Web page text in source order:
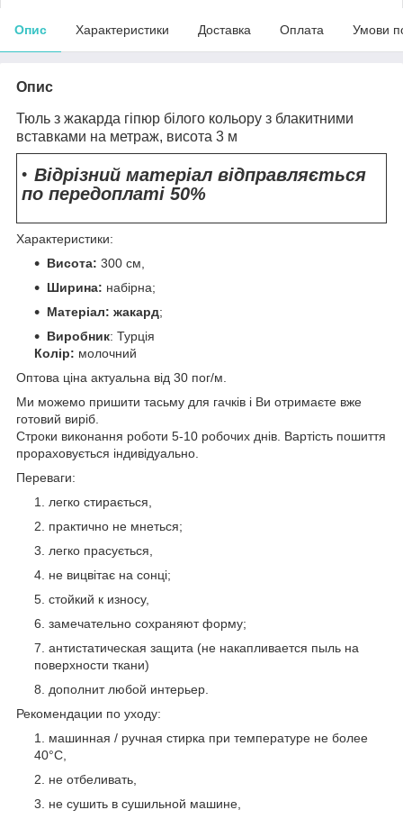
Опис Характеристики Доставка Оплата Умови
Опис
Тюль з жакарда гіпюр білого кольору з блакитними
вставками на метраж, висота 3 м
Відрізний матеріал відправляється
по передоплаті 50%
Характеристики:
Висота: 300 см,
Ширина: набірна;
Матеріал: жакард;
Виробник: Турція
Колір: молочний
Оптова ціна актуальна від 30 пог/м.
Ми можемо пришити тасьму для гачків і Ви отримаєте вже
готовий виріб.
Строки виконання роботи 5-10 робочих днів. Вартість пошиття
прораховується індивідуально.
Переваги:
легко стирається,
практично не мнеться;
легко прасується,
не вицвітає на сонці;
стойкий к износу,
замечательно сохраняют форму;
антистатическая защита (не накапливается пыль на
поверхности ткани)
дополнит любой интерьер.
Рекомендации по уходу:
машинная / ручная стирка при температуре не более
40°C,
не отбеливать,
не сушить в сушильной машине,